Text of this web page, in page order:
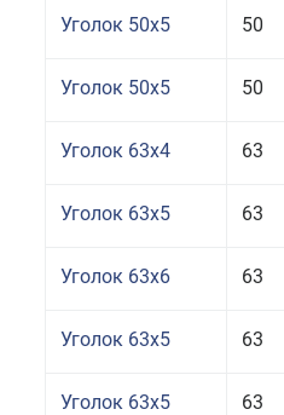
Уголок 50x5 50
Уголок 50x5 50
Уголок 63x4 63
Уголок 63x5 63
Уголок 63x6 63
Уголок 63x5 63
Уголок 63x5 63